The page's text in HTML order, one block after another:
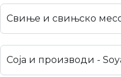
Свиње и свињско
Соја и производи -